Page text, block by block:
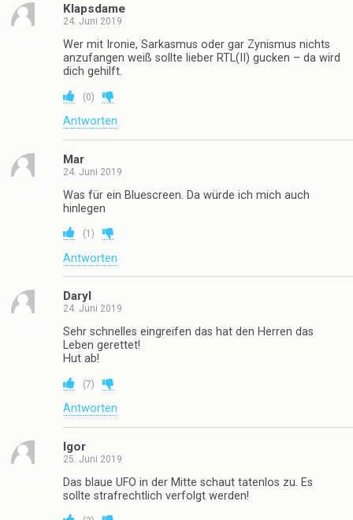
Klapsdame
24. Juni 2019
Wer mit Ironie, Sarkasmus oder gar Zynismus nichts
anzufangen weiß sollte lieber RTL(II) gucken – da wird
dich gehilft.
(0)
Antworten
Mar
24. Juni 2019
Was für ein Bluescreen. Da würde ich mich auch
hinlegen
(1 )
Antworten
Daryl
24. Juni 2019
Sehr schnelles eingreifen das hat den Herren das
Leben gerettet!
Hut ab!
(7)
Antworten
Igor
25. Juni 2019
Das blaue UFO in der Mitte schaut tatenlos zu. Es
sollte strafrechtlich verfolgt werden!